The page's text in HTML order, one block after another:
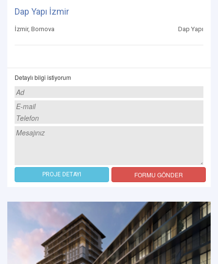
Dap Yapı İzmir
İzmir, Bornova Dap Yapı
Detaylı bilgi istiyorum
PROJE DETAYI FORMU GÖNDER